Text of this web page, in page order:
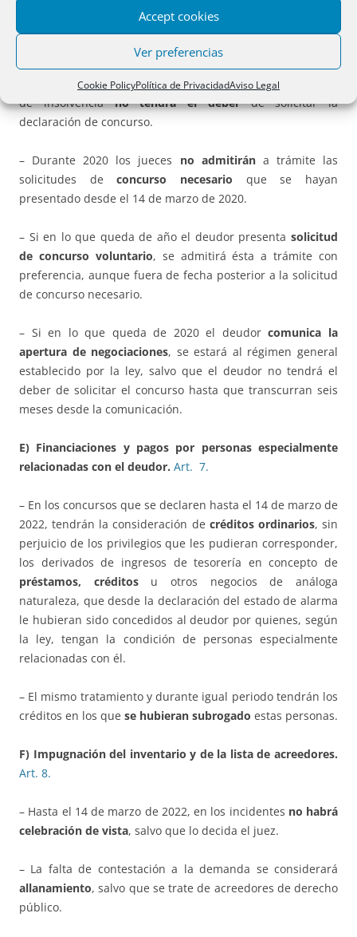
Accept cookies
Ver preferencias
Cookie PolicyPolítica de PrivacidadAviso Legal
D) Solicitud de declaración del concurso de acreedores.
– Hasta fin de año, el deudor que se encuentre en estado
de insolvenciano tendrá el deberde solicitar la
declaración de concurso.
– Durante 2020 los jueces no admitirána trámite las
solicitudes deconcurso necesario que se hayan
presentado desde el 14 de marzo de 2020.
– Si en lo que queda de año el deudor presenta solicitud
de concurso voluntario, se admitirá ésta a trámite con
preferencia, aunque fuera de fecha posterior a la solicitud
de concurso necesario.
– Si en lo que queda de 2020 el deudorcomunica la
apertura de negociaciones, se estará al régimen general
establecido por la ley, salvo que el deudor no tendrá el
deber de solicitar el concurso hasta que transcurran seis
meses desde la comunicación.
E) Financiaciones y pagos por personas especialmente
relacionadas con el deudor. Art. 7.
– En los concursos que se declaren hasta el 14 de marzo de
2022, tendrán la consideración de créditos ordinarios, sin
perjuicio de los privilegios que les pudieran corresponder,
los derivados de ingresos de tesorería en concepto de
préstamos, créditosu otros negocios de análoga
naturaleza, que desde la declaración del estado de alarma
le hubieran sido concedidos al deudor por quienes, según
la ley, tengan la condición de personas especialmente
relacionadas con él.
– El mismo tratamiento y durante igual periodo tendrán los
créditos en los que se hubieran subrogado estas personas.
F) Impugnación del inventario y de la lista de acreedores.
Art. 8.
– Hasta el 14 de marzo de 2022, en los incidentes no habrá
celebración de vista, salvo que lo decida el juez.
– La falta de contestación a la demanda se considerará
allanamiento, salvo que se trate de acreedores de derecho
público.